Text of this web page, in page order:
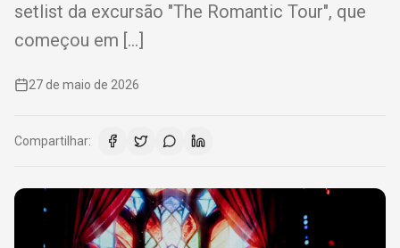
setlist da excursão "The Romantic Tour", que
começou em […]
27 de maio de 2026
Compartilhar: